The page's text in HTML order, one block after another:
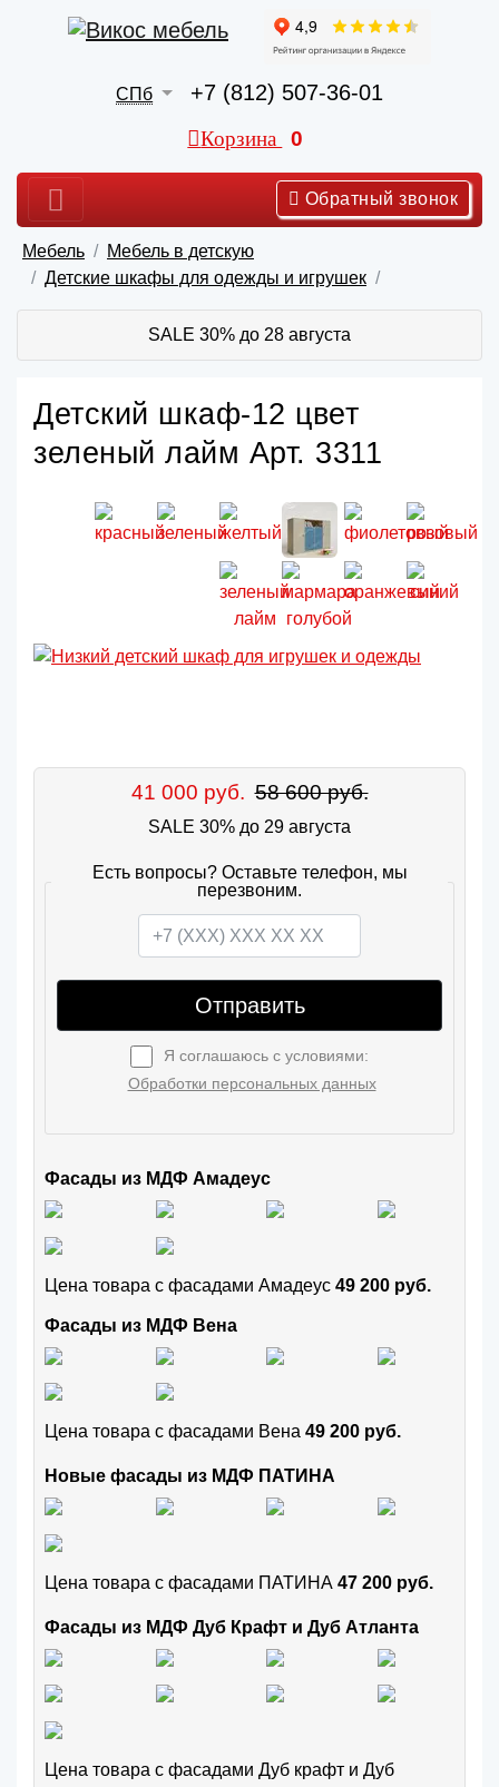
СПб +7 (812) 507-36-01
Корзина 0
Обратный звонок
Мебель
Мебель в детскую
Детские шкафы для одежды и игрушек
SALE 30% до 28 августа
Детский шкаф-12 цвет
зеленый лайм Арт. 3311
41 000 руб. 58 600 руб.
SALE 30% до 29 августа
Есть вопросы? Оставьте телефон, мы
перезвоним.
Отправить
Я соглашаюсь с условиями:
Обработки персональных данных
Фасады из МДФ Амадеус
Цена товара с фасадами Амадеус 49 200 руб.
Фасады из МДФ Вена
Цена товара с фасадами Вена 49 200 руб.
Новые фасады из МДФ ПАТИНА
Цена товара с фасадами ПАТИНА 47 200 руб.
Фасады из МДФ Дуб Крафт и Дуб Атланта
Цена товара с фасадами Дуб крафт и Дуб